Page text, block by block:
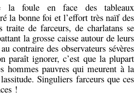
foule en face des tableaux
la bonne foi et l’effort très naïf des
traite de farceurs, de charlatans se
la grosse caisse autour de leurs
contraire des observateurs sévères
paraît ignorer, c’est que la plupart
hommes pauvres qui meurent à la
Singuliers farceurs que ces
!